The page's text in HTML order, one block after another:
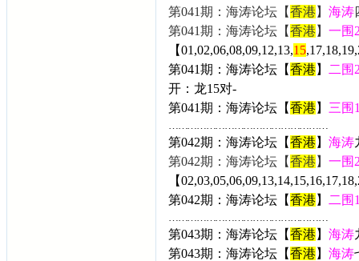
第041期：海涛论坛【香港 】 海涛
第041期：海涛论坛【香港 】 一围
【01,02,06,08,09,12,13,15
第041期：海涛论坛【香港 】
二围
开： 龙15对-
第041期：海涛论坛【香港 】 三围
……………………………………………
第042期：海涛论坛【香港 】 海涛
第042期：海涛论坛【香港 】 一围
【
第042期：海涛论坛【香港 】 二围
……………………………………………
第043期：海涛论坛【香港 】 海涛
第043期：海涛论坛【香港 】 海涛